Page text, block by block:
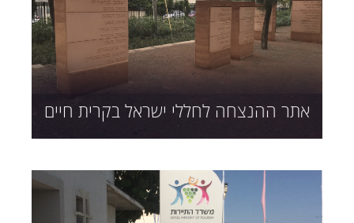
אתר ההנצחה לחללי ישראל בקרית חיים